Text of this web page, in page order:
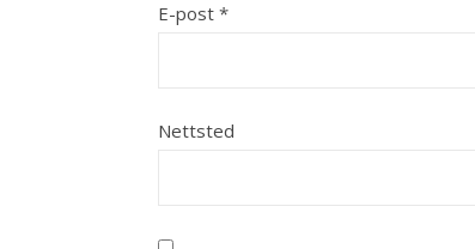
E-post *
Nettsted